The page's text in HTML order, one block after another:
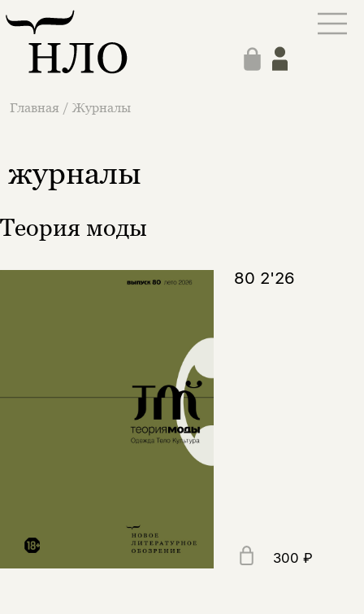
Главная / Журналы
журналы
Теория моды
80 2'26
300 ₽